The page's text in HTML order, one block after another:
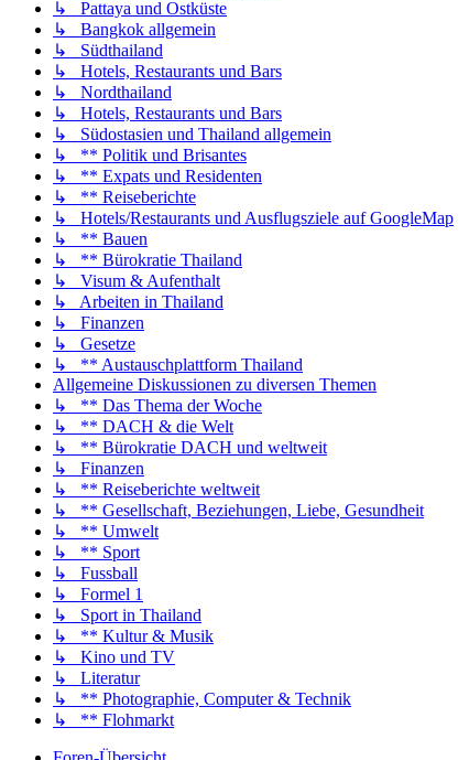
↳ Pattaya und Ostküste
↳ Bangkok allgemein
↳ Südthailand
↳ Hotels, Restaurants und Bars
↳ Nordthailand
↳ Hotels, Restaurants und Bars
↳ Südostasien und Thailand allgemein
↳ ** Politik und Brisantes
↳ ** Expats und Residenten
↳ ** Reiseberichte
↳ Hotels/Restaurants und Ausflugsziele auf GoogleMap
↳ ** Bauen
↳ ** Bürokratie Thailand
↳ Visum & Aufenthalt
↳ Arbeiten in Thailand
↳ Finanzen
↳ Gesetze
↳ ** Austauschplattform Thailand
Allgemeine Diskussionen zu diversen Themen
↳ ** Das Thema der Woche
↳ ** DACH & die Welt
↳ ** Bürokratie DACH und weltweit
↳ Finanzen
↳ ** Reiseberichte weltweit
↳ ** Gesellschaft, Beziehungen, Liebe, Gesundheit
↳ ** Umwelt
↳ ** Sport
↳ Fussball
↳ Formel 1
↳ Sport in Thailand
↳ ** Kultur & Musik
↳ Kino und TV
↳ Literatur
↳ ** Photographie, Computer & Technik
↳ ** Flohmarkt